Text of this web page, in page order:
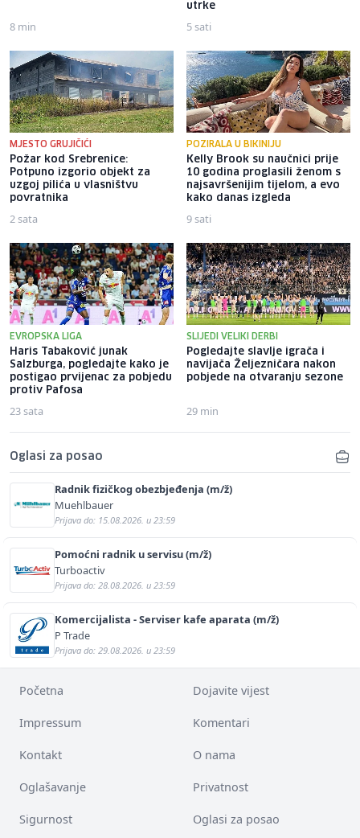
8 min
utrke
5 sati
MJESTO GRUJIČIĆI
Požar kod Srebrenice:
Potpuno izgorio objekt za
uzgoj pilića u vlasništvu
povratnika
2 sata
POZIRALA U BIKINIJU
Kelly Brook su naučnici prije
10 godina proglasili ženom s
najsavršenijim tijelom, a evo
kako danas izgleda
9 sati
EVROPSKA LIGA
Haris Tabaković junak
Salzburga, pogledajte kako je
postigao prvijenac za pobjedu
protiv Pafosa
23 sata
SLIJEDI VELIKI DERBI
Pogledajte slavlje igrača i
navijača Željezničara nakon
pobjede na otvaranju sezone
29 min
Oglasi za posao
Radnik fizičkog obezbjeđenja (m/ž)
Muehlbauer
Prijava do: 15.08.2026. u 23:59
Pomoćni radnik u servisu (m/ž)
Turboactiv
Prijava do: 28.08.2026. u 23:59
Komercijalista - Serviser kafe aparata (m/ž)
P Trade
Prijava do: 29.08.2026. u 23:59
Početna Dojavite vijest
Impressum Komentari
Kontakt O nama
Oglašavanje Privatnost
Sigurnost Oglasi za posao